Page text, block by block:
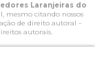
Laranjeiras do
mesmo citando nossos
de direito autoral –
autorais.